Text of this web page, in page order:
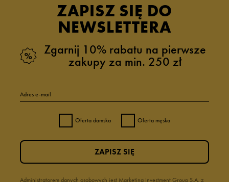
ZAPISZ SIĘ DO
NEWSLETTERA
Zgarnij 10% rabatu na pierwsze
zakupy za min. 250 zł
Adres e-mail
Oferta damska Oferta męska
Administratorem danych osobowych jest Marketing Investment Group S.A. z
ZAPISZ SIĘ